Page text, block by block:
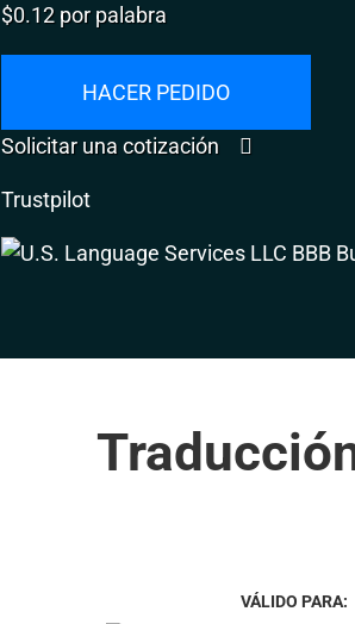
$0.12 por palabra
HACER PEDIDO
Solicitar una cotización
Trustpilot
VÁLIDO PARA: